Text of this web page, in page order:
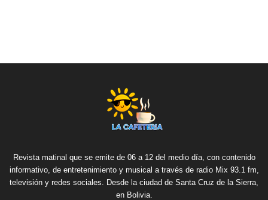
Revista matinal que se emite de 06 a 12 del medio día, con contenido
informativo, de entretenimiento y musical a través de radio Mix 93.1 fm,
televisión y redes sociales. Desde la ciudad de Santa Cruz de la Sierra,
en Bolivia.